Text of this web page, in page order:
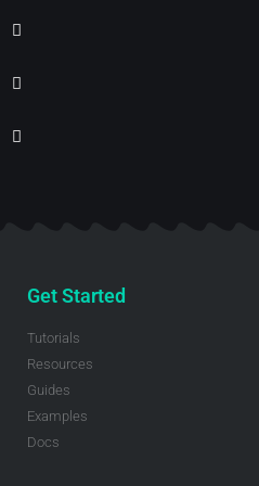
Get Started
Tutorials
Resources
Guides
Examples
Docs